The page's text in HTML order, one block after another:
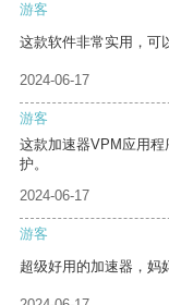
游客
这款软件非常实用，可
2024-06-17
游客
这款加速器VPM应用
护。
2024-06-17
游客
超级好用的加速器，妈